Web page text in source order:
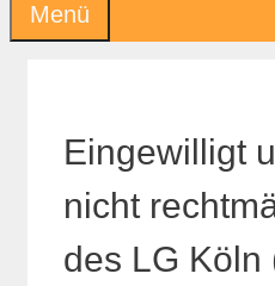
Menü
Eingewilligt
nicht
des LG Köln